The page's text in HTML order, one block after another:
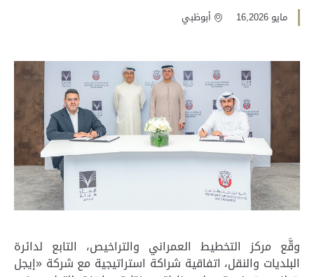
مايو 16,2026 أبوظبي
وقَّع مركز التخطيط العمراني والتراخيص، التابع لدائرة
البلديات والنقل، اتفاقية شراكة استراتيجية مع شركة «إيجل